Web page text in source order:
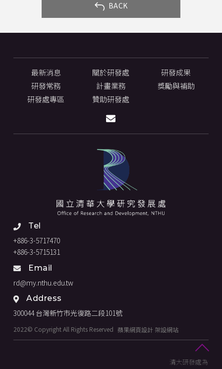
BACK
最新消息 關於研發處
研發成果
研發常務
計畫業務
獎勵與補助
研發處專區
贊助研發處
Tel
+886-3-5717470
+886-3-5715131
Email
rd@my.nthu.edu.tw
Address
300044 台灣新竹市光復路二段101號
2022© Copyright All Rights Reserved 蘋果網頁設計 架設網站
清大研發處為協